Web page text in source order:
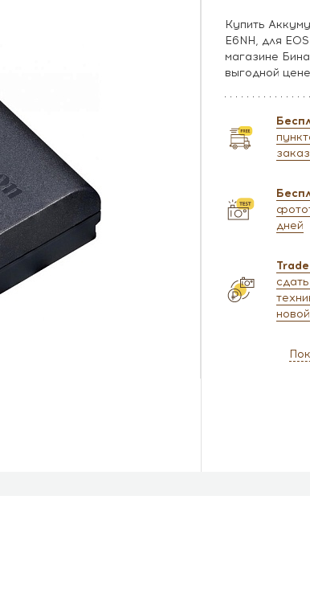
Купить
E6NH, для
магазине
выгодной цене
дней
новой